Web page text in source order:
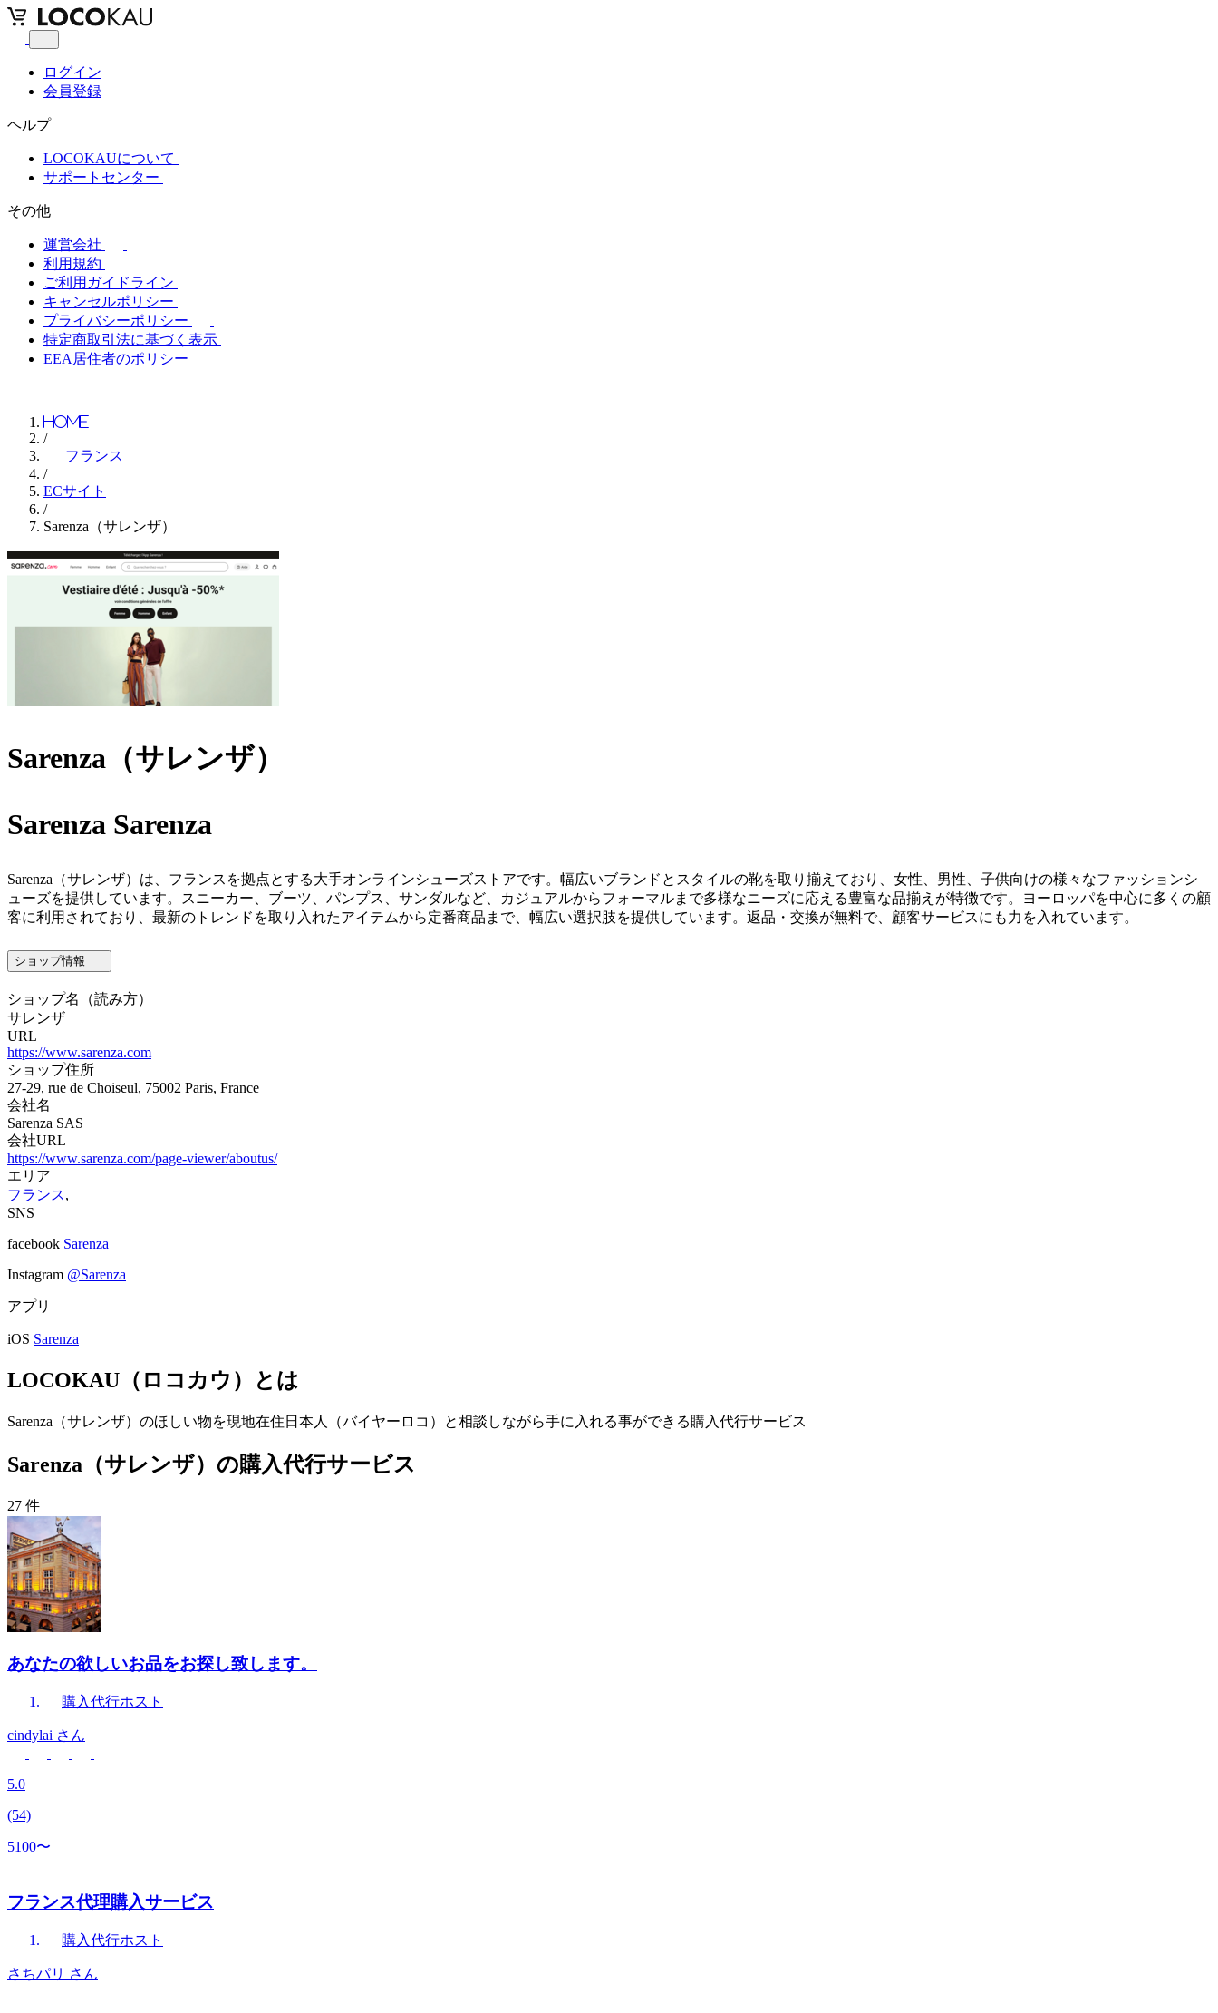
ログイン
会員登録
ヘルプ
LOCOKAUについて
サポートセンター
その他
運営会社
利用規約
ご利用ガイドライン
キャンセルポリシー
プライバシーポリシー
特定商取引法に基づく表示
EEA居住者のポリシー
Home
/
フランス
/
ECサイト
/
Sarenza（サレンザ）
Sarenza（サレンザ）
Sarenza Sarenza
Sarenza（サレンザ）は、フランスを拠点とする大手オンラインシューズストアです。幅広いブランドとスタイルの靴を取り揃えており、女性、男性、子供向けの様々なファッションシ
ューズを提供しています。スニーカー、ブーツ、パンプス、サンダルなど、カジュアルからフォーマルまで多様なニーズに応える豊富な品揃えが特徴です。ヨーロッパを中心に多くの顧
客に利用されており、最新のトレンドを取り入れたアイテムから定番商品まで、幅広い選択肢を提供しています。返品・交換が無料で、顧客サービスにも力を入れています。
ショップ情報
ショップ名
（読み方）
サレンザ
URL
https://www.sarenza.com
ショップ住所
27-29, rue de Choiseul, 75002 Paris, France
会社名
Sarenza SAS
会社URL
https://www.sarenza.com/page-viewer/aboutus/
エリア
フランス,
SNS
facebook Sarenza
Instagram @Sarenza
アプリ
iOS Sarenza
LOCOKAU（ロコカウ）とは
Sarenza（サレンザ）のほしい物を現地在住日本人（バイヤーロコ）と相談しながら手に入れる事ができる購入代行サービス
Sarenza（サレンザ）の購入代行サービス
27 件
あなたの欲しいお品をお探し致します。
購入代行ホスト
cindylai さん
5.0
(54)
5100〜
フランス代理購入サービス
購入代行ホスト
さちパリ さん